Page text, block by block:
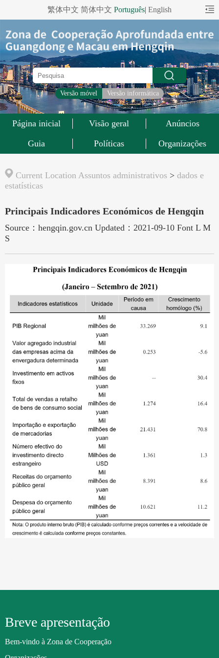
繁体中文 简体中文 Português| English
Versão móvel Versão informática
Página inicial Visão geral Anúncios
Guia Políticas Organizações
Current Location Assuntos administrativos > dados e
estatísticas
Principais Indicadores Económicos de Hengqin
Source：hengqin.gov.cn Updated：2021-09-10 Font L M
S
Breve apresentação
Bem-vindo à Zona de Cooperação